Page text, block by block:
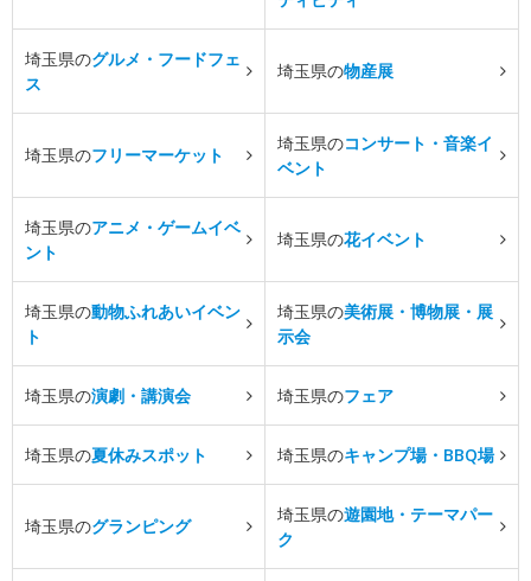
埼玉県のグルメ・フードフェ
ス
埼玉県の物産展
埼玉県のフリーマーケット
埼玉県のコンサート・音楽イ
ベント
埼玉県のアニメ・ゲームイベ
ント
埼玉県の花イベント
埼玉県の動物ふれあいイベン
ト
埼玉県の美術展・博物展・展
示会
埼玉県の演劇・講演会 埼玉県のフェア
埼玉県の夏休みスポット 埼玉県のキャンプ場・BBQ場
埼玉県のグランピング
埼玉県の遊園地・テーマパー
ク